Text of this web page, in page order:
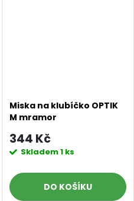
Miska na klubíčko OPTIK
M mramor
344 Kč
Skladem1 ks
DO KOŠÍKU